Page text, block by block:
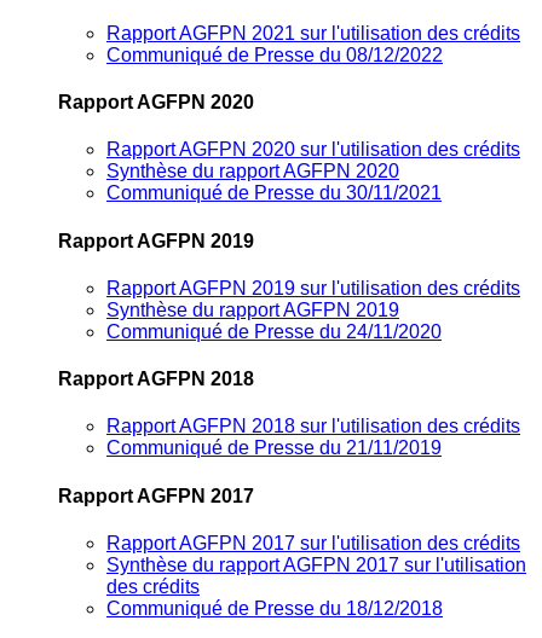
Rapport AGFPN 2021 sur l'utilisation des crédits
Communiqué de Presse du 08/12/2022
Rapport AGFPN 2020
Rapport AGFPN 2020 sur l'utilisation des crédits
Synthèse du rapport AGFPN 2020
Communiqué de Presse du 30/11/2021
Rapport AGFPN 2019
Rapport AGFPN 2019 sur l'utilisation des crédits
Synthèse du rapport AGFPN 2019
Communiqué de Presse du 24/11/2020
Rapport AGFPN 2018
Rapport AGFPN 2018 sur l'utilisation des crédits
Communiqué de Presse du 21/11/2019
Rapport AGFPN 2017
Rapport AGFPN 2017 sur l'utilisation des crédits
Synthèse du rapport AGFPN 2017 sur l'utilisation
des crédits
Communiqué de Presse du 18/12/2018